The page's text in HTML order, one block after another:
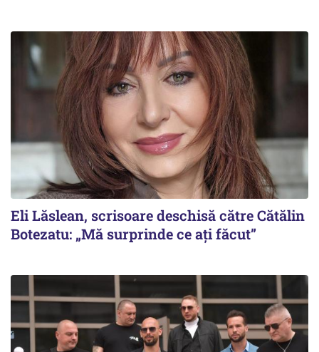
Eli Lăslean, scrisoare deschisă către Cătălin
Botezatu: „Mă surprinde ce ați făcut”